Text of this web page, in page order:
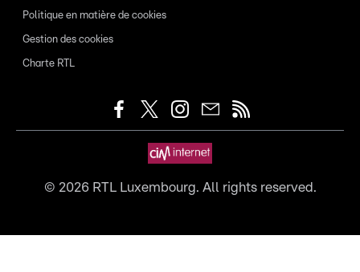
Politique en matière de cookies
Gestion des cookies
Charte RTL
© 2026RTL Luxembourg. All rights reserved.